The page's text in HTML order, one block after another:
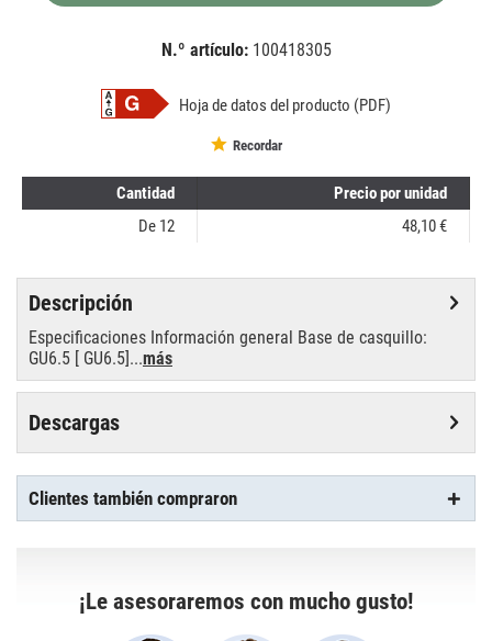
N.º artículo: 100418305
Hoja de datos del producto (PDF)
Recordar
Cantidad
Precio por unidad
De 12 48,10 €
Descripción
Especificaciones Información general Base de casquillo:
GU6.5 [ GU6.5]...más
Descargas
Clientes también compraron
¡Le asesoraremos con mucho gusto!